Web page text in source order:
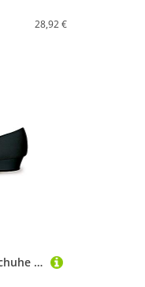
28,92 €
Roch Valley LHC Steppschuhe für Damen und Mädchen aus Leinen Schwarz 2.5 (35)